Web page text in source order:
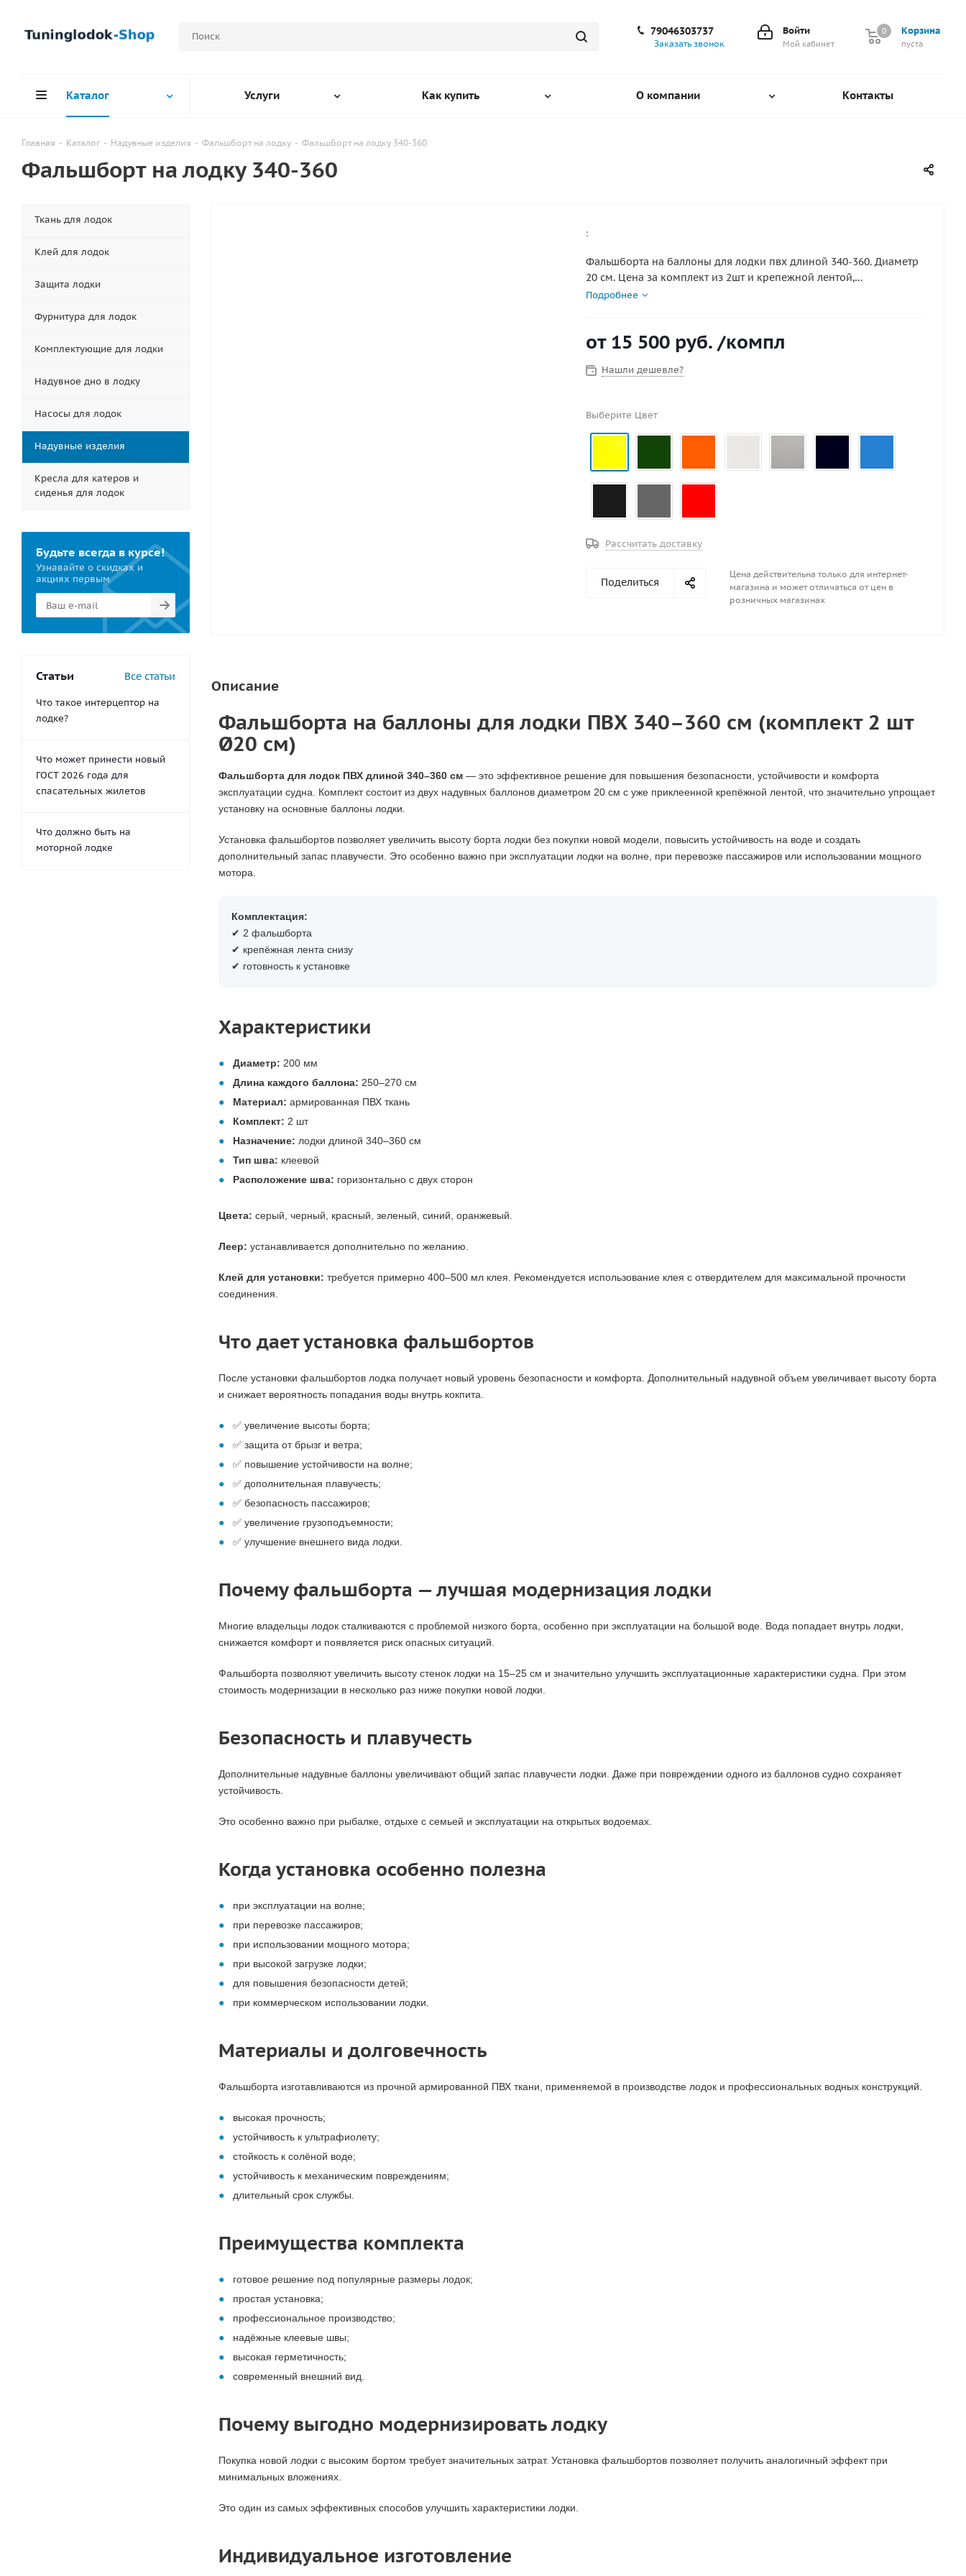
Корзина
0
пуста
0
Войти
Мой кабинет
79046303737
Заказать звонок
Каталог Услуги Как купить О компании Контакты
Главная - Каталог - Надувные изделия - Фальшборт на лодку - Фальшборт на лодку 340-360
Фальшборт на лодку 340-360
:
Фальшборта на баллоны для лодки пвх длиной 340-360. Диаметр
20 см. Цена за комплект из 2шт и крепежной лентой,
приклеенной к фальшбортам снизу для установки на баллоны
цвете. длина 250-270см Что дает фальшборт? Увеличивает борта
лодки по высоте, добавляет лодке плавучесть, служит для защиты
пассажиров и вещей от ветра и брызг, обеспечивает комфорт и
Подробнее
от 15 500 руб. /компл
Нашли дешевле?
Выберите Цвет
Рассчитать доставку
Поделиться
Цена действительна только для интернет-
магазина и может отличаться от цен в
розничных магазинах
Описание
Фальшборта на баллоны для лодки ПВХ 340–360 см (комплект 2 шт
Ø20 см)
Фальшборта для лодок ПВХ длиной 340–360 см — это эффективное решение для повышения безопасности, устойчивости и комфорта
эксплуатации судна. Комплект состоит из двух надувных баллонов диаметром 20 см с уже приклеенной крепёжной лентой, что значительно упрощает
установку на основные баллоны лодки.
Установка фальшбортов позволяет увеличить высоту борта лодки без покупки новой модели, повысить устойчивость на воде и создать
дополнительный запас плавучести. Это особенно важно при эксплуатации лодки на волне, при перевозке пассажиров или использовании мощного
мотора.
Комплектация:
✔ 2 фальшборта
✔ крепёжная лента снизу
✔ готовность к установке
Характеристики
Диаметр: 200 мм
Длина каждого баллона: 250–270 см
Материал: армированная ПВХ ткань
Комплект: 2 шт
Назначение: лодки длиной 340–360 см
Тип шва: клеевой
Расположение шва: горизонтально с двух сторон
Цвета: серый, черный, красный, зеленый, синий, оранжевый.
Леер: устанавливается дополнительно по желанию.
Клей для установки: требуется примерно 400–500 мл клея. Рекомендуется использование клея с отвердителем для максимальной прочности
соединения.
Что дает установка фальшбортов
После установки фальшбортов лодка получает новый уровень безопасности и комфорта. Дополнительный надувной объем увеличивает высоту борта
и снижает вероятность попадания воды внутрь кокпита.
✅ увеличение высоты борта;
✅ защита от брызг и ветра;
✅ повышение устойчивости на волне;
✅ дополнительная плавучесть;
✅ безопасность пассажиров;
✅ увеличение грузоподъемности;
✅ улучшение внешнего вида лодки.
Почему фальшборта — лучшая модернизация лодки
Многие владельцы лодок сталкиваются с проблемой низкого борта, особенно при эксплуатации на большой воде. Вода попадает внутрь лодки,
снижается комфорт и появляется риск опасных ситуаций.
Фальшборта позволяют увеличить высоту стенок лодки на 15–25 см и значительно улучшить эксплуатационные характеристики судна. При этом
стоимость модернизации в несколько раз ниже покупки новой лодки.
Безопасность и плавучесть
Дополнительные надувные баллоны увеличивают общий запас плавучести лодки. Даже при повреждении одного из баллонов судно сохраняет
устойчивость.
Это особенно важно при рыбалке, отдыхе с семьей и эксплуатации на открытых водоемах.
Когда установка особенно полезна
при эксплуатации на волне;
при перевозке пассажиров;
при использовании мощного мотора;
при высокой загрузке лодки;
для повышения безопасности детей;
при коммерческом использовании лодки.
Материалы и долговечность
Фальшборта изготавливаются из прочной армированной ПВХ ткани, применяемой в производстве лодок и профессиональных водных конструкций.
высокая прочность;
устойчивость к ультрафиолету;
стойкость к солёной воде;
устойчивость к механическим повреждениям;
длительный срок службы.
Преимущества комплекта
готовое решение под популярные размеры лодок;
простая установка;
профессиональное производство;
надёжные клеевые швы;
высокая герметичность;
современный внешний вид.
Почему выгодно модернизировать лодку
Покупка новой лодки с высоким бортом требует значительных затрат. Установка фальшбортов позволяет получить аналогичный эффект при
минимальных вложениях.
Это один из самых эффективных способов улучшить характеристики лодки.
Индивидуальное изготовление
Ткань для лодок
Клей для лодок
Защита лодки
Фурнитура для лодок
Комплектующие для лодки
Надувное дно в лодку
Насосы для лодок
Надувные изделия
Кресла для катеров и
сиденья для лодок
Будьте всегда в курсе!
Узнавайте о скидках и
акциях первым
Статьи Все статьи
Что такое интерцептор на
лодке?
Что может принести новый
ГОСТ 2026 года для
спасательных жилетов
Что должно быть на
моторной лодке